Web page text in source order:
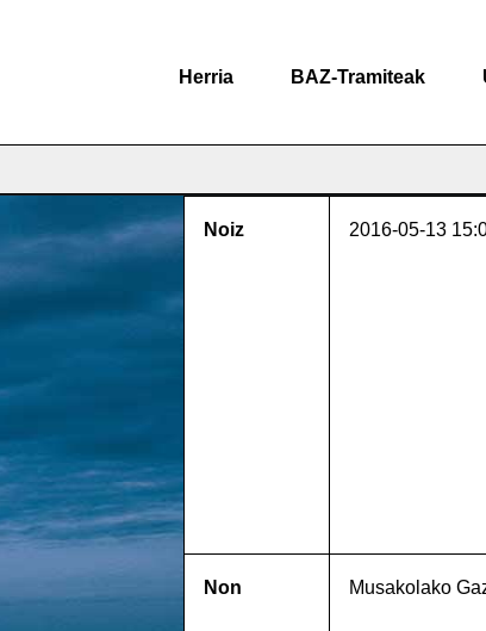
Herria BAZ-Tramiteak
Noiz 2016-05-13
Non Musakolako